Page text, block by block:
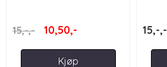
15,-,-
10,50,-
Kjøp
15,-,-